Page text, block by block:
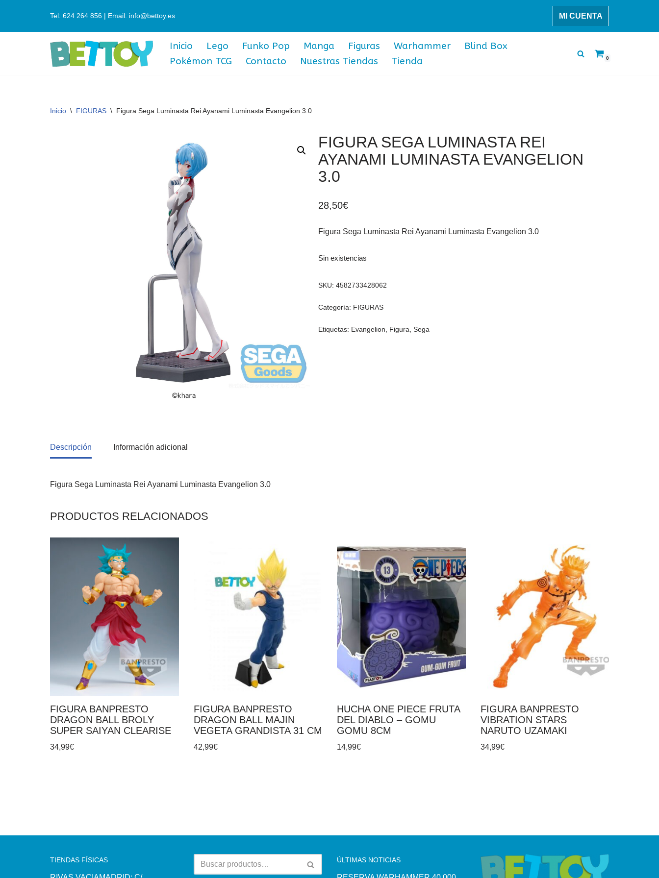
Tel: 624 264 856 | Email: info@bettoy.es MI CUENTA
Inicio Lego Funko Pop Manga Figuras Warhammer
Blind Box
Pokémon TCG
Contacto Nuestras Tiendas Tienda 0
Inicio \ FIGURAS \ Figura Sega Luminasta Rei Ayanami Luminasta Evangelion 3.0
FIGURA SEGA LUMINASTA REI
AYANAMI LUMINASTA EVANGELION
3.0
28,50€
Figura Sega Luminasta Rei Ayanami Luminasta Evangelion 3.0
Sin existencias
SKU:4582733428062
Categoría: FIGURAS
Etiquetas: Evangelion Figura ,Sega
Descripción Información adicional
Figura Sega Luminasta Rei Ayanami Luminasta Evangelion 3.0
PRODUCTOS RELACIONADOS
FIGURA BANPRESTO
DRAGON BALL BROLY
SUPER SAIYAN CLEARISE
34,99€
FIGURA BANPRESTO
DRAGON BALL MAJIN
VEGETA GRANDISTA 31 CM
42,99€
HUCHA ONE PIECE FRUTA
DEL DIABLO – GOMU
GOMU 8CM
14,99€
FIGURA BANPRESTO
VIBRATION STARS
NARUTO UZAMAKI
34,99€
TIENDAS FÍSICAS ÚLTIMAS NOTICIAS